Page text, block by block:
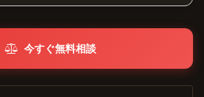
今すぐ無料相談